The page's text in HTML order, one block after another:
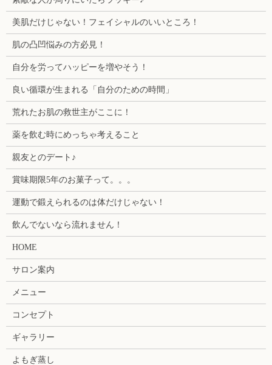
美肌だけじゃない！フェイシャルのいいところ！
肌の凸凹悩みの方必見！
自分を労ってハッピーを増やそう！
良い循環が生まれる「自分のための時間」
荒れたお肌の救世主がここに！
薬を飲む時にめっちゃ考えること
親友とのデート♪
賞味期限5年のお菓子って。。。
運動で鍛えられるのは体だけじゃない！
飲んでないなら流れません！
HOME
サロン案内
メニュー
コンセプト
ギャラリー
よもぎ蒸し